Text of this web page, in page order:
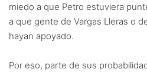
miedo a que Petro estuviera
a que gente de Vargas Lleras o
hayan apoyado.
Por eso, parte de sus